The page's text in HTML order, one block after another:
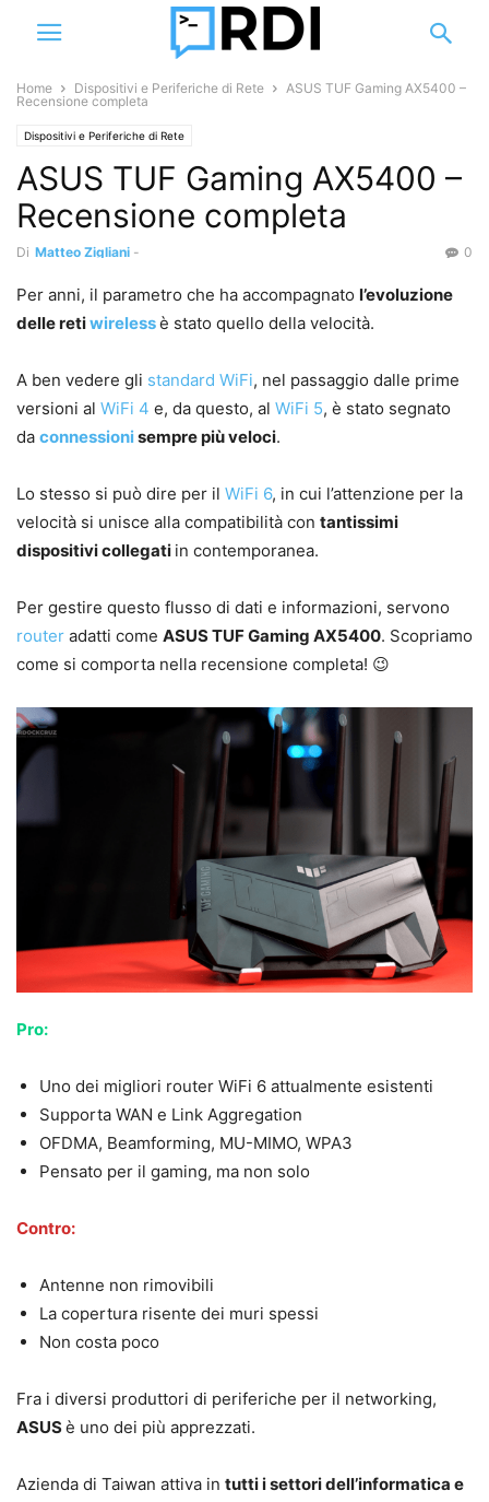
Home Dispositivi e Periferiche di Rete
ASUS TUF Gaming AX5400 –
Recensione completa
Dispositivi e Periferiche di Rete
ASUS TUF Gaming AX5400 –
Recensione completa
Di Matteo Zigliani - 0
Per anni, il parametro che ha accompagnato l’evoluzione
delle retiwirelessè stato quello della velocità.
A ben vedere gli standard WiFi, nel passaggio dalle prime
versioni al WiFi 4 e, da questo, al WiFi 5, è stato segnato
da connessionisempre più veloci.
Lo stesso si può dire per il WiFi 6, in cui l’attenzione per la
velocità si unisce alla compatibilità con tantissimi
dispositivi collegati in contemporanea.
Per gestire questo flusso di dati e informazioni, servono
router adatti come ASUS TUF Gaming AX5400. Scopriamo
come si comporta nella recensione completa! 😉
Pro:
Uno dei migliori router WiFi 6 attualmente esistenti
Supporta WAN e Link Aggregation
OFDMA, Beamforming, MU-MIMO, WPA3
Pensato per il gaming, ma non solo
Contro:
Antenne non rimovibili
La copertura risente dei muri spessi
Non costa poco
Fra i diversi produttori di periferiche per il networking,
ASUSè uno dei più apprezzati.
Azienda di Taiwan attiva in tutti i settori dell’informatica e